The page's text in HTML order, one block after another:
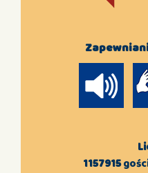
1157915